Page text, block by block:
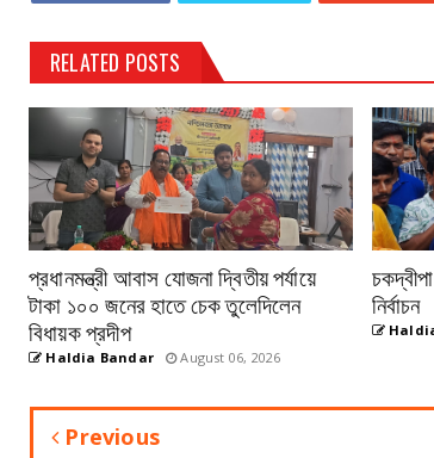
RELATED POSTS
প্রধানমন্ত্রী আবাস যোজনা দ্বিতীয় পর্যায়ে
টাকা ১০০ জনের হাতে চেক তুলেদিলেন
বিধায়ক প্রদীপ
Haldia Bandar August 06, 2026
নির্বাচন
Previous